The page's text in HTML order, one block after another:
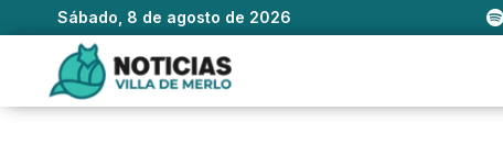
Sábado, 8 de agosto de 2026
contenido